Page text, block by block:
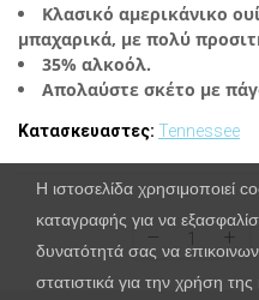
Κλασικό αμερικάνικο
μπαχαρικά, με πολύ
35% αλκοόλ.
Απολαύστε σκέτο με
Κατασκευαστες: Tennessee
– +
Η ιστοσελίδα χρησιμοποιεί
καταγραφής για να
δυνατότητά σας να
στατιστικά για την χρήση